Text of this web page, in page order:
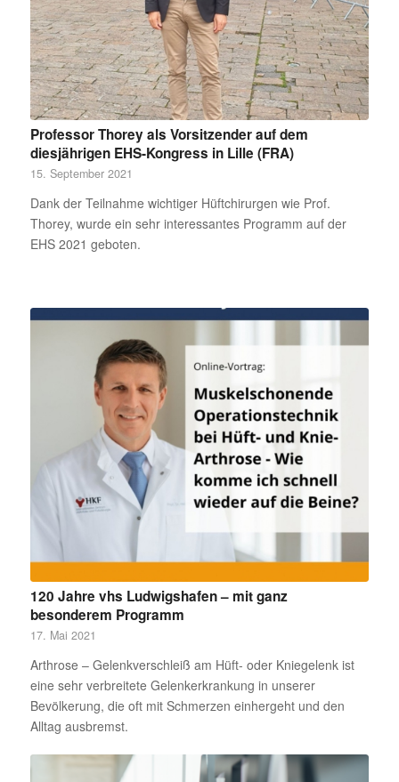
Professor Thorey als Vorsitzender auf dem
diesjährigen EHS-Kongress in Lille (FRA)
15. September 2021
Dank der Teilnahme wichtiger Hüftchirurgen wie Prof.
Thorey, wurde ein sehr interessantes Programm auf der
EHS 2021 geboten.
120 Jahre vhs Ludwigshafen – mit ganz
besonderem Programm
17. Mai 2021
Arthrose – Gelenkverschleiß am Hüft- oder Kniegelenk ist
eine sehr verbreitete Gelenkerkrankung in unserer
Bevölkerung, die oft mit Schmerzen einhergeht und den
Alltag ausbremst.